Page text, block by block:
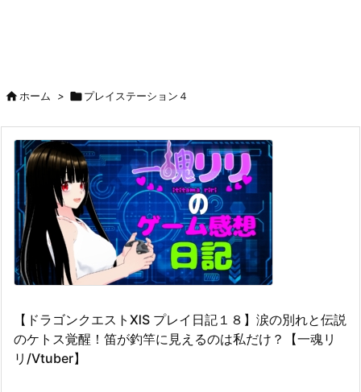
ホーム > プレイステーション４
【ドラゴンクエストⅪS プレイ日記１８】涙の別れと伝説
のケトス覚醒！笛が釣竿に見えるのは私だけ？【一魂リ
リ/Vtuber】